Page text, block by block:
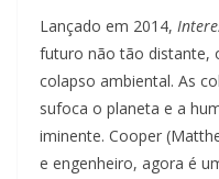
Lançado em 2014,
futuro não tão distante,
colapso ambiental. As
sufoca o planeta e a
iminente. Cooper
e engenheiro, agora é